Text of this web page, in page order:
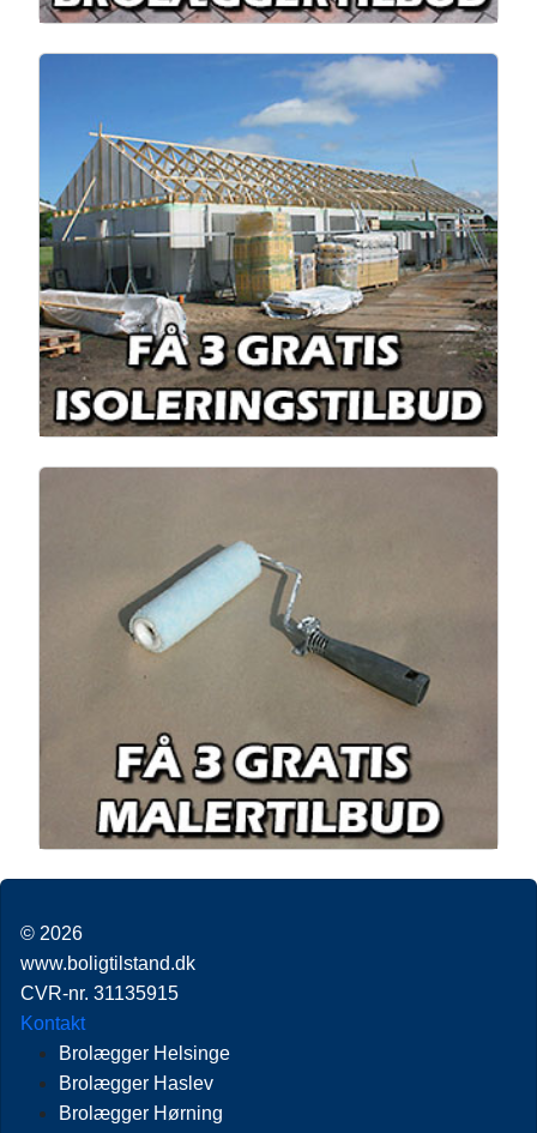
© 2026
www.boligtilstand.dk
CVR-nr. 31135915
Kontakt
Brolægger Helsinge
Brolægger Haslev
Brolægger Hørning